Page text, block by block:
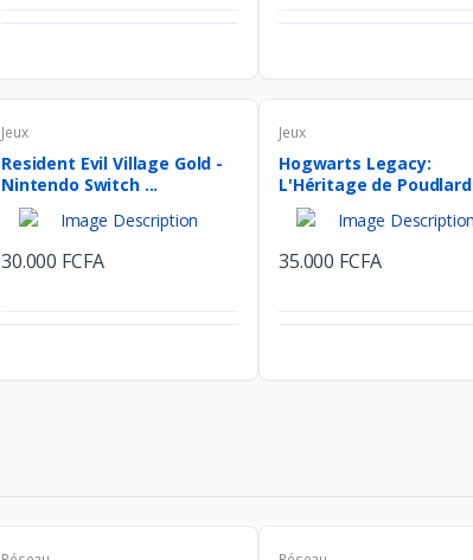
Jeux
Resident Evil Village Gold -
Nintendo Switch ...
30.000 FCFA
Jeux
Hogwarts Legacy:
L'Héritage de Poudlard
Nint...
35.000 FCFA